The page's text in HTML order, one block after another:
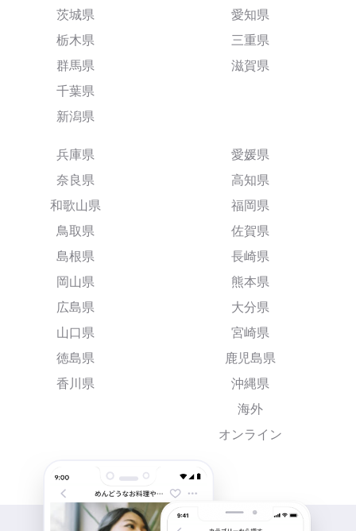
茨城県
栃木県
群馬県
千葉県
新潟県
愛知県
三重県
滋賀県
兵庫県
奈良県
和歌山県
鳥取県
島根県
岡山県
広島県
山口県
徳島県
香川県
愛媛県
高知県
福岡県
佐賀県
長崎県
熊本県
大分県
宮崎県
鹿児島県
沖縄県
海外
オンライン